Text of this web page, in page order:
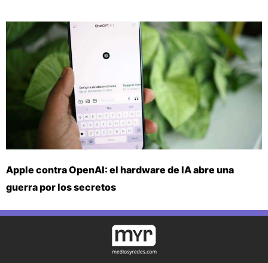
Apple contra OpenAI: el hardware de IA abre una
guerra por los secretos